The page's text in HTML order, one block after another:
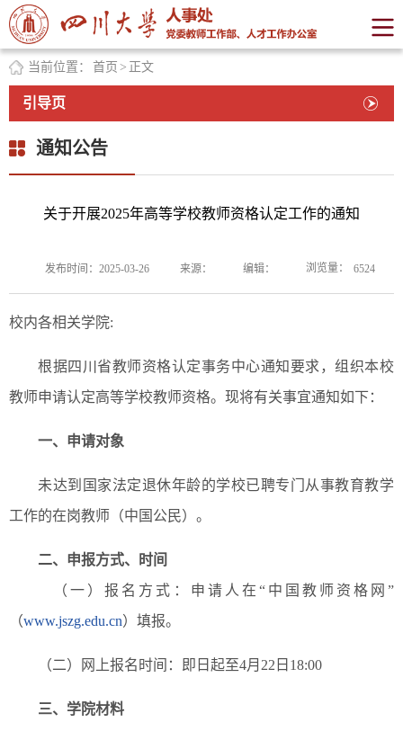
当前位置： 首页 > 正文
引导页
通知公告
关于开展2025年高等学校教师资格认定工作的通知
发布时间：2025-03-26 来源： 编辑： 浏览量： 6524
校内各相关学院:
根据四川省教师资格认定事务中心通知要求，组织本校
教师申请认定高等学校教师资格。现将有关事宜通知如下：
一、申请对象
未达到国家法定退休年龄的学校已聘专门从事教育教学
工作的在岗教师（中国公民）。
二、申报方式、时间
（一）报名方式：申请人在“中国教师资格网”
（www.jszg.edu.cn）填报。
（二）网上报名时间：即日起至4月22日18:00
三、学院材料